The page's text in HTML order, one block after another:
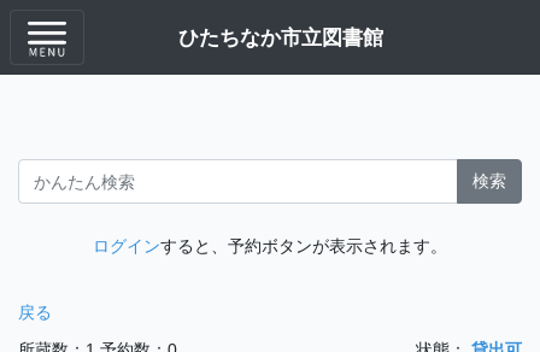
ひたちなか市立図書館
検索
ログインすると、予約ボタンが表示されます。
戻る